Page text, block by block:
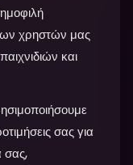
χρηστών μας
και
σας για
σας,